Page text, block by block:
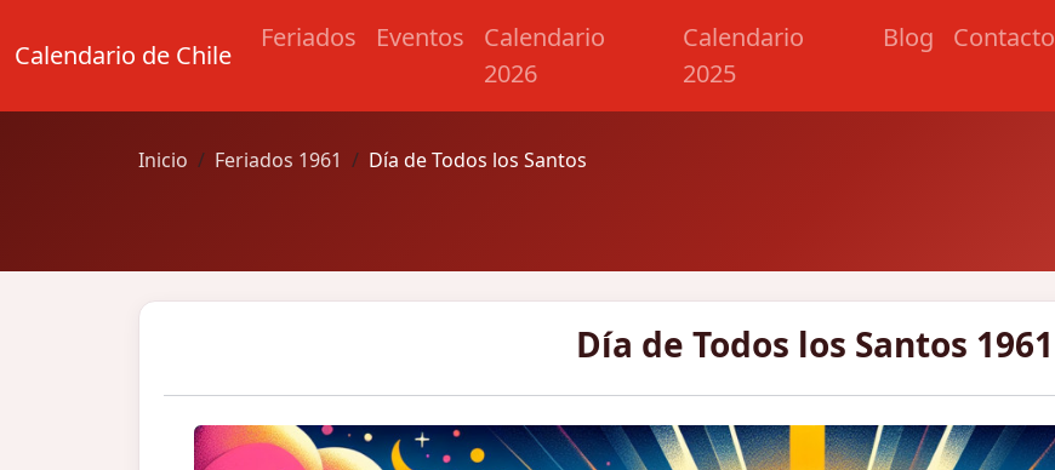
Calendario de Chile
Feriados Eventos
Calendario
2026
Calendario
2025
Blog Contacto
Inicio Feriados 1961 Día de Todos los Santos
Día de Todos los Santos 1961